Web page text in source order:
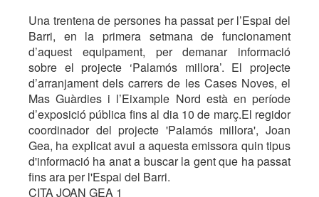
Una trentena de persones ha passat per l’Espai del
Barri, en la primera setmana de funcionament
d’aquest equipament, per demanar informació
sobre el projecte ‘Palamós millora’. El projecte
d’arranjament dels carrers de les Cases Noves, el
Mas Guàrdies i l’Eixample Nord està en període
d’exposició pública fins al dia 10 de març.El regidor
coordinador del projecte 'Palamós millora', Joan
Gea, ha explicat avui a aquesta emissora quin tipus
d'informació ha anat a buscar la gent que ha passat
fins ara per l'Espai del Barri.
CITA JOAN GEA 1